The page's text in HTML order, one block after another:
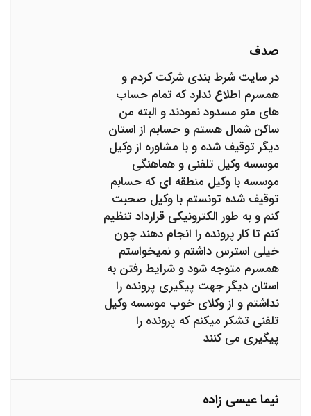
صدف
در سایت شرط بندی شرکت کردم و
همسرم اطلاع ندارد که تمام حساب
های منو مسدود نمودند و البته من
ساکن شمال هستم و حسابم از استان
دیگر توقیف شده و با مشاوره از وکيل
موسسه وکیل تلفنی و هماهنگی
موسسه با وکیل منطقه ای که حسابم
توقیف شده تونستم با وکیل صحبت
کنم و به طور الکترونیکی قرارداد تنظیم
کنم تا کار پرونده را انجام دهند چون
خیلی استرس داشتم و نمیخواستم
همسرم متوجه شود و شرایط رفتن به
استان دیگر جهت پیگیری پرونده را
نداشتم و از وکلای خوب موسسه وکیل
تلفنی تشکر میکنم که پرونده را
پیگیری می کنند
نیما عیسی زاده